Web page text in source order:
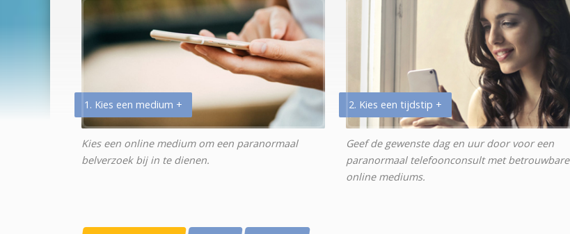
1. Kies een medium +
Kies een online medium om een paranormaal
belverzoek bij in te dienen.
2. Kies een tijdstip +
Geef de gewenste dag en uur door voor een
paranormaal telefoonconsult met betrouwbare
online mediums.